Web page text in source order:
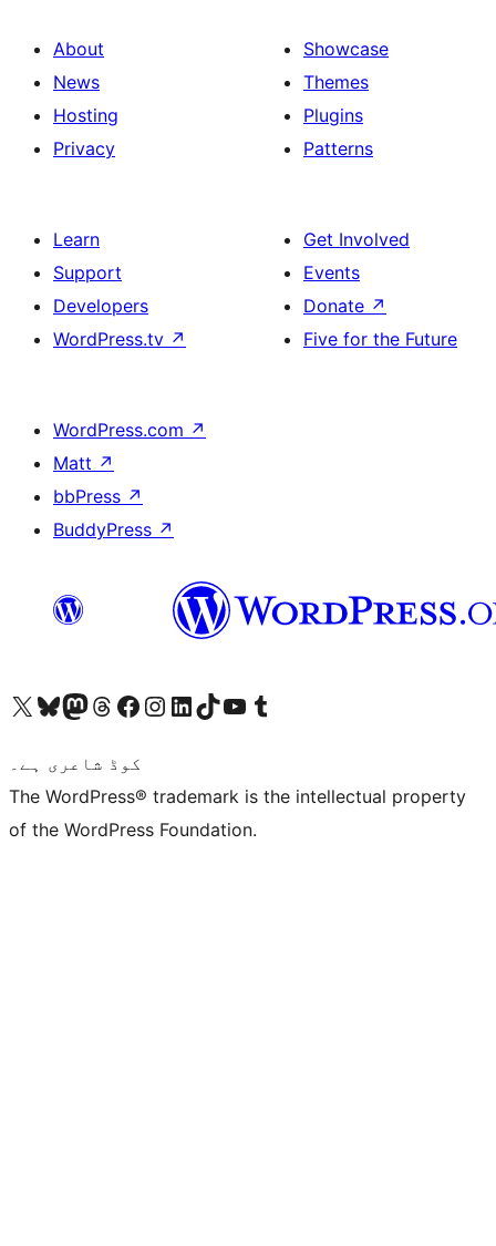
About
News
Hosting
Privacy
Showcase
Themes
Plugins
Patterns
Learn
Support
Developers
WordPress.tv ↗
Get Involved
Events
Donate ↗
Five for the Future
WordPress.com ↗
Matt ↗
bbPress ↗
BuddyPress ↗
Visit our X (formerly Twitter) account
ہمارے بلیواسکائی اکاؤنٹ پر جائیں
Visit our Mastodon account
ہمارے ٹھریڈز اکاؤنٹ پر جائیں
Visit our Facebook page
Visit our Instagram account
Visit our LinkedIn account
ہمارے ٹک ٹاک اکاؤنٹ پر جائیں
Visit our YouTube channel
ہمارے ٹمبلر اکاؤنٹ پر جائیں
کوڈ شاعری ہے۔
The WordPress® trademark is the intellectual property
of the WordPress Foundation.